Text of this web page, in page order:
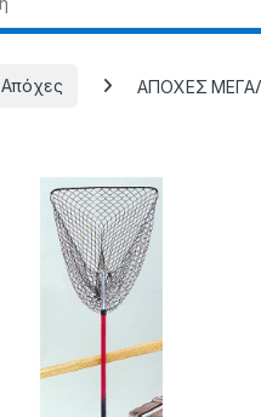
Απόχες ΑΠΟΧΕΣ